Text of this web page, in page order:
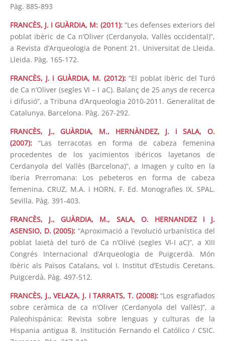
Pàg. 885-893
FRANCÈS, J. I GUÀRDIA, M: (2011):”Les defenses exteriors del
poblat ibèric de Ca n’Oliver (Cerdanyola, Vallès occidental)”,
a Revista d’Arqueologia de Ponent 21. Universitat de Lleida.
Lleida. Pàg. 165-172.
FRANCÈS, J. i GUÀRDIA, M. (2012):”El poblat ibèric del Turó
de Ca n’Oliver (segles VI – I aC). Balanç de 25 anys de recerca
i difusió”, a Tribuna d’Arqueologia 2010-2011. Generalitat de
Catalunya. Barcelona. Pàg. 267-292.
FRANCÈS, J., GUÀRDIA, M., HERNÀNDEZ, J. i SALA, O.
(2007): “Las terracotas en forma de cabeza femenina
procedentes de los yacimientos ibéricos layetanos de
Cerdanyola del Vallès (Barcelona)”, a Imagen y culto en la
Iberia Prerromana: Los pebeteros en forma de cabeza
femenina. CRUZ, M.A. i HORN, F. Ed. Monografies IX. SPAL.
Sevilla. Pàg. 391-403.
FRANCÈS, J., GUÀRDIA, M., SALA, O. HERNANDEZ i J.
ASENSIO, D. (2005): “Aproximació a l’evolució urbanística del
poblat laietà del turó de Ca n’Olivé (segles VI-I aC)”, a XIII
Congrés Internacional d’Arqueologia de Puigcerdà. Món
Ibèric als Països Catalans, vol I. Institut d’Estudis Ceretans.
Puigcerdà. Pàg. 497-512.
FRANCÈS, J., VELAZA, J. i TARRATS, T. (2008):“Los esgrafiados
sobre ceràmica de ca n’Oliver (Cerdanyola del Vallès)”, a
Paleohispánica: Revista sobre lenguas y culturas de la
Hispania antigua 8. Institución Fernando el Católico / CSIC.